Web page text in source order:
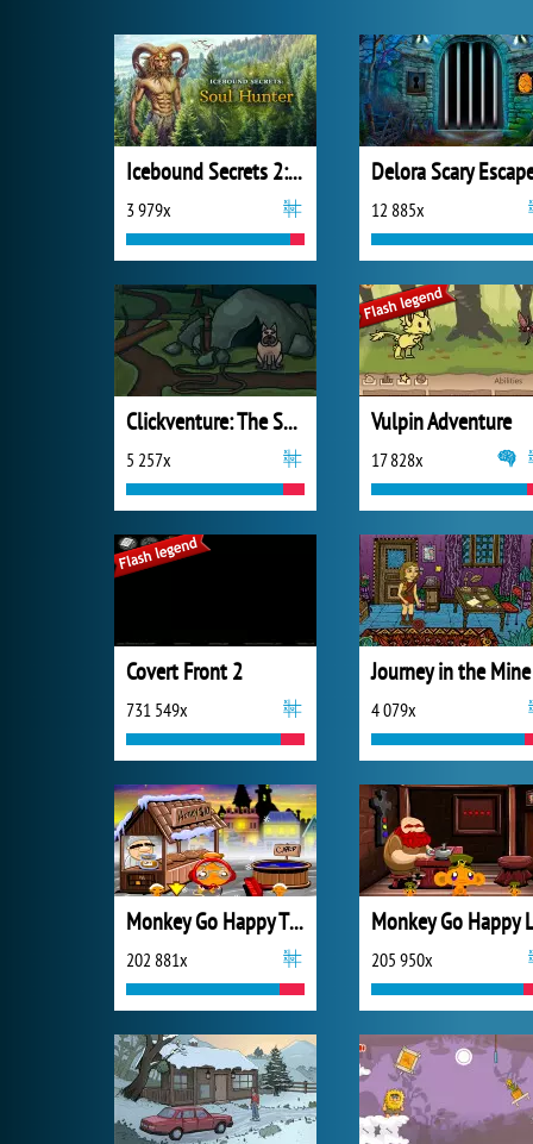
Icebound Secrets 2: Soul Hunter
3 979x 12 885x
Clickventure: The Secret Beneath
5 257x
Vulpin Adventure
17 828x
Covert Front 2
731 549x
Journey in the Mine
4 079x
Monkey Go Happy Thanksgiving
202 881x 205 950x